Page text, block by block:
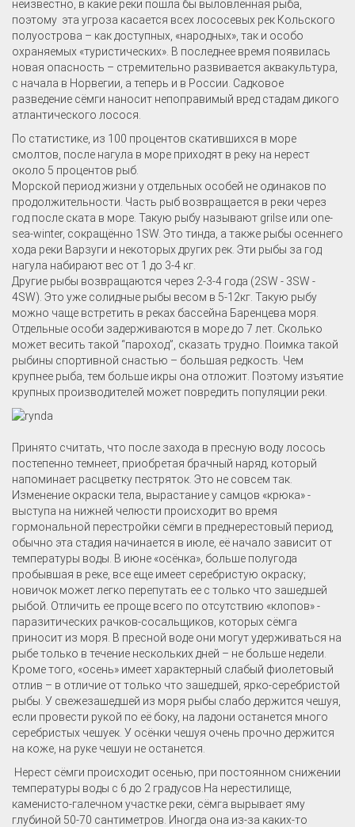
неизвестно, в какие реки пошла бы выловленная рыба,
поэтому эта угроза касается всех лососевых рек Кольского
полуострова – как доступных, «народных», так и особо
охраняемых «туристических». В последнее время появилась
новая опасность – стремительно развивается аквакультура,
с начала в Норвегии, а теперь и в России. Садковое
разведение сёмги наносит непоправимый вред стадам дикого
атлантического лосося.
По статистике, из 100 процентов скатившихся в море
смолтов, после нагула в море приходят в реку на нерест
около 5 процентов рыб.
Морской период жизни у отдельных особей не одинаков по
продолжительности. Часть рыб возвращается в реки через
год после ската в море. Такую рыбу называют grilse или one-
sea-winter, сокращённо 1SW. Это тинда, а также рыбы осеннего
хода реки Варзуги и некоторых других рек. Эти рыбы за год
нагула набирают вес от 1 до 3-4 кг.
Другие рыбы возвращаются через 2-3-4 года (2SW - 3SW -
4SW). Это уже солидные рыбы весом в 5-12кг. Такую рыбу
можно чаще встретить в реках бассейна Баренцева моря.
Отдельные особи задерживаются в море до 7 лет. Сколько
может весить такой “пароход”, сказать трудно. Поимка такой
рыбины спортивной снастью – большая редкость. Чем
крупнее рыба, тем больше икры она отложит. Поэтому изъятие
крупных производителей может повредить популяции реки.
Принято считать, что после захода в пресную воду лосось
постепенно темнеет, приобретая брачный наряд, который
напоминает расцветку пестряток. Это не совсем так.
Изменение окраски тела, вырастание у самцов «крюка» -
выступа на нижней челюсти происходит во время
гормональной перестройки сёмги в преднерестовый период,
обычно эта стадия начинается в июле, её начало зависит от
температуры воды. В июне «осёнка», больше полугода
пробывшая в реке, все еще имеет серебристую окраску;
новичок может легко перепутать ее с только что зашедшей
рыбой. Отличить ее проще всего по отсутствию «клопов» -
паразитических рачков-сосальщиков, которых сёмга
приносит из моря. В пресной воде они могут удерживаться на
рыбе только в течение нескольких дней – не больше недели.
Кроме того, «осень» имеет характерный слабый фиолетовый
отлив – в отличие от только что зашедшей, ярко-серебристой
рыбы. У свежезашедшей из моря рыбы слабо держится чешуя,
если провести рукой по её боку, на ладони останется много
серебристых чешуек. У осёнки чешуя очень прочно держится
на коже, на руке чешуи не останется.
Нерест сёмги происходит осенью, при постоянном снижении
температуры воды с 6 до 2 градусов.На нерестилище,
каменисто-галечном участке реки, сёмга вырывает яму
глубиной 50-70 сантиметров. Иногда она из-за каких-то